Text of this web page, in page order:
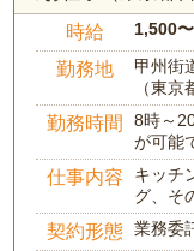
時給 1,500
勤務地
甲州街
（東京
勤務時間
8時～
が可能
仕事内容
キッチ
グ、そ
契約形態 業務委